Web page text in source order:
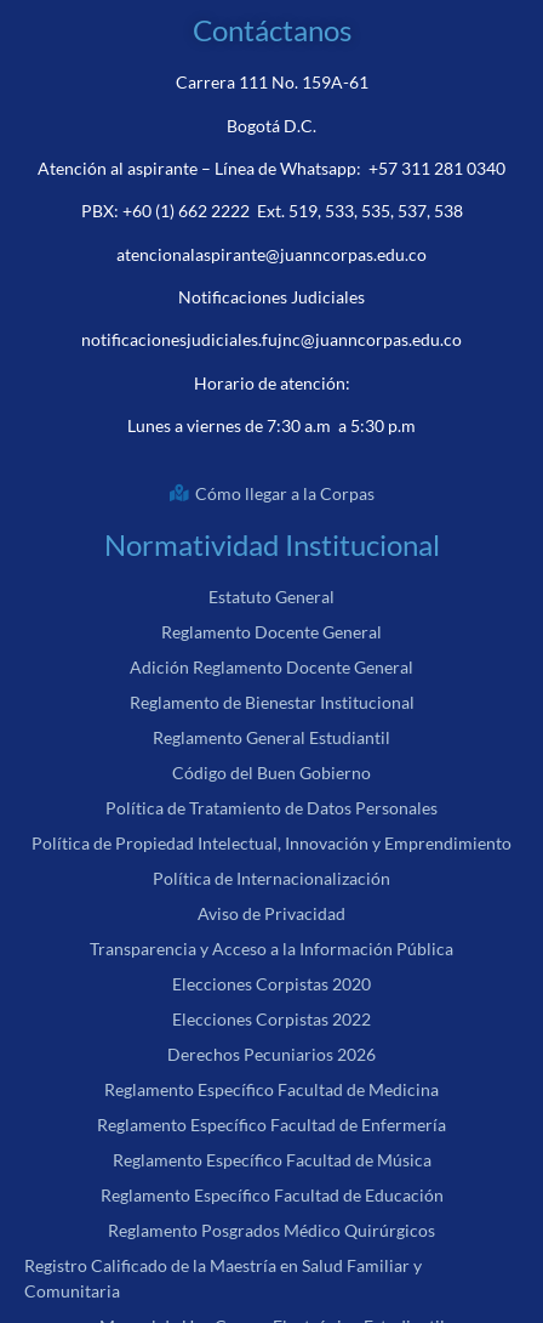
Contáctanos
Carrera 111 No. 159A-61
Bogotá D.C.
Atención al aspirante – Línea de Whatsapp: +57 311 281 0340
PBX: +60 (1) 662 2222Ext. 519, 533, 535, 537, 538
atencionalaspirante@juanncorpas.edu.co
Notificaciones Judiciales
notificacionesjudiciales.fujnc@juanncorpas.edu.co
Horario de atención:
Lunes a viernes de 7:30 a.m a 5:30 p.m
Cómo llegar a la Corpas
Normatividad Institucional
Estatuto General
Reglamento Docente General
Adición Reglamento Docente General
Reglamento de Bienestar Institucional
Reglamento General Estudiantil
Código del Buen Gobierno
Política de Tratamiento de Datos Personales
Política de Propiedad Intelectual, Innovación y Emprendimiento
Política de Internacionalización
Aviso de Privacidad
Transparencia y Acceso a la Información Pública
Elecciones Corpistas 2020
Elecciones Corpistas 2022
Derechos Pecuniarios 2026
Reglamento Específico Facultad de Medicina
Reglamento Específico Facultad de Enfermería
Reglamento Específico Facultad de Música
Reglamento Específico Facultad de Educación
Reglamento Posgrados Médico Quirúrgicos
Registro Calificado de la Maestría en Salud Familiar y
Comunitaria